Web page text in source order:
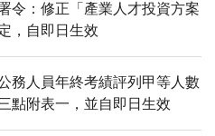
令：修正「產業人才投資方案
，自即日生效
務人員年終考績評列甲等人數
點附表一，並自即日生效